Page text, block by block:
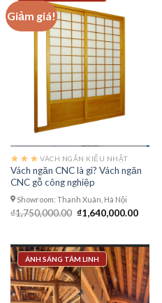
Giảm giá!
VÁCH NGĂN KIỂU NHẬT
Vách ngăn CNC là gì? Vách ngăn
CNC gỗ công nghiệp
Showroom: Thanh Xuân, Hà Nội
₫1,750,000.00 Giá
gốc
₫1,640,000.00Giá
ÁNH SÁNG TÂM LINH